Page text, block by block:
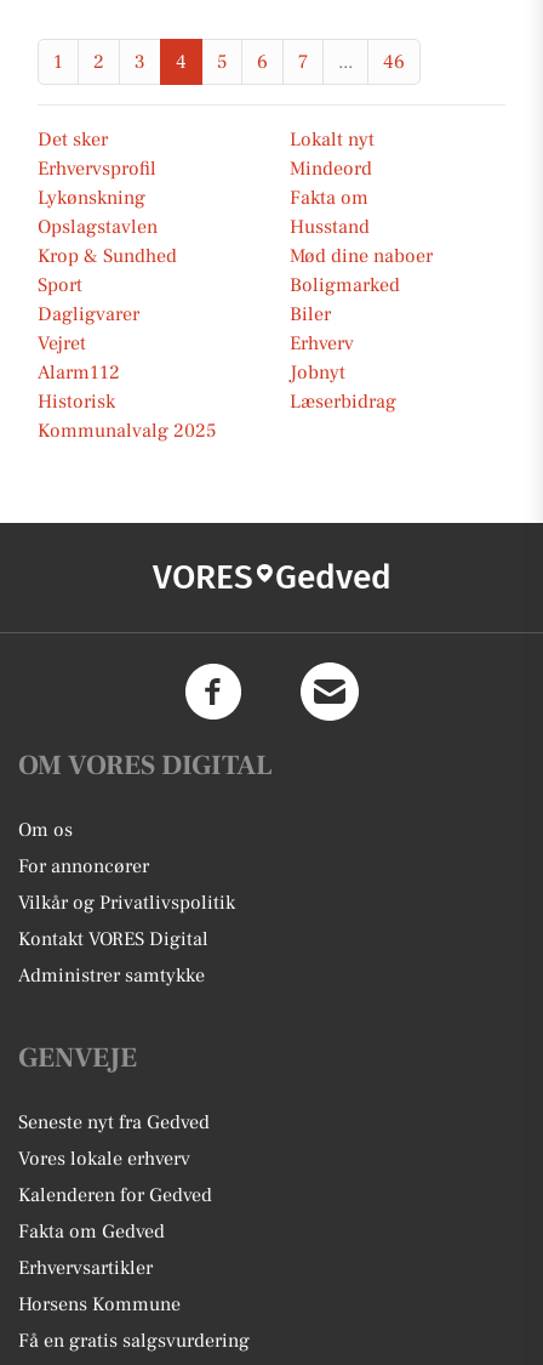
1 2 3 4 5 6 7 ... 46
Det sker
Lokalt nyt
Erhvervsprofil
Mindeord
Lykønskning
Fakta om
Opslagstavlen
Husstand
Krop & Sundhed
Mød dine naboer
Sport
Boligmarked
Dagligvarer
Biler
Vejret
Erhverv
Alarm112
Jobnyt
Historisk
Læserbidrag
Kommunalvalg 2025
VORES Gedved
OM VORES DIGITAL
Om os
For annoncører
Vilkår og Privatlivspolitik
Kontakt VORES Digital
Administrer samtykke
GENVEJE
Seneste nyt fra Gedved
Vores lokale erhverv
Kalenderen for Gedved
Fakta om Gedved
Erhvervsartikler
Horsens Kommune
Få en gratis salgsvurdering